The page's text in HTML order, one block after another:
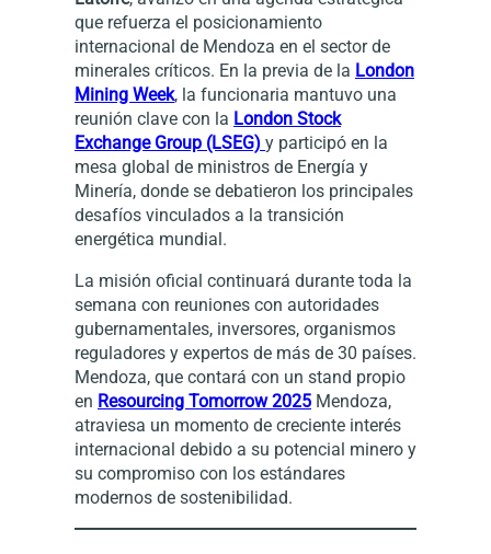
que refuerza el posicionamiento
internacional de Mendoza en el sector de
minerales críticos. En la previa de la London
Mining Week, la funcionaria mantuvo una
reunión clave con la London Stock
Exchange Group (LSEG) y participó en la
mesa global de ministros de Energía y
Minería, donde se debatieron los principales
desafíos vinculados a la transición
energética mundial.
La misión oficial continuará durante toda la
semana con reuniones con autoridades
gubernamentales, inversores, organismos
reguladores y expertos de más de 30 países.
Mendoza, que contará con un stand propio
en Resourcing Tomorrow 2025 Mendoza,
atraviesa un momento de creciente interés
internacional debido a su potencial minero y
su compromiso con los estándares
modernos de sostenibilidad.